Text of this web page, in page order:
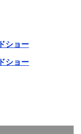
ショー
ショー